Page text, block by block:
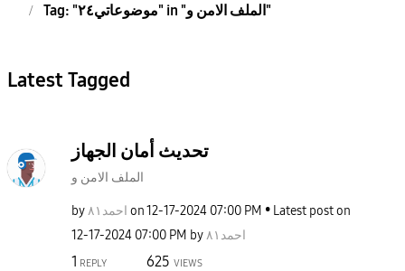
Tag: "موضوعاتي٢٤" in "الملف الامن و"
Latest Tagged
تحديث أمان الجهاز
الملف الامن و
by احمد٨١ on‎12-17-2024 07:00 PM
Latest post on
‎12-17-2024 07:00 PM by احمد٨١
1 REPLY 625 VIEWS